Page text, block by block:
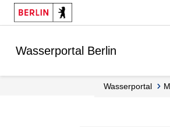
Springe zur Navigation
Springe zum Inhalt
Wasserportal Berlin
Wasserportal